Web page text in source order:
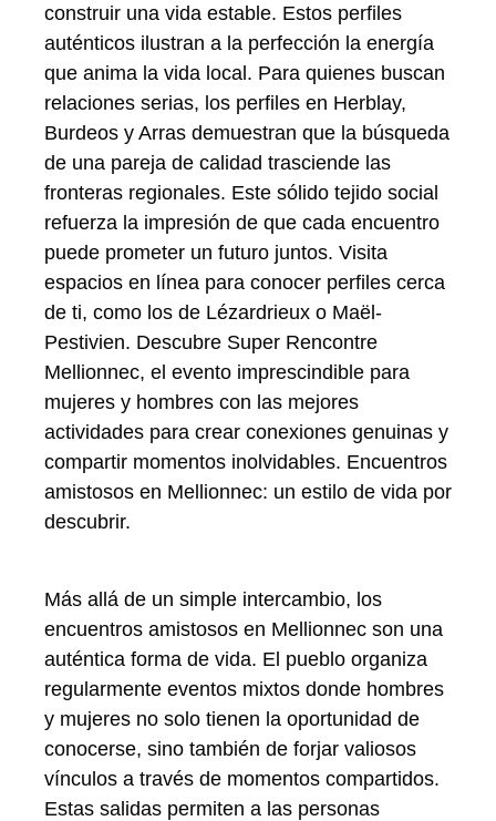
construir una vida estable. Estos perfiles
auténticos ilustran a la perfección la energía
que anima la vida local. Para quienes buscan
relaciones serias, los perfiles en Herblay,
Burdeos y Arras demuestran que la búsqueda
de una pareja de calidad trasciende las
fronteras regionales. Este sólido tejido social
refuerza la impresión de que cada encuentro
puede prometer un futuro juntos. Visita
espacios en línea para conocer perfiles cerca
de ti, como los de Lézardrieux o Maël-
Pestivien. Descubre Super Rencontre
Mellionnec, el evento imprescindible para
mujeres y hombres con las mejores
actividades para crear conexiones genuinas y
compartir momentos inolvidables. Encuentros
amistosos en Mellionnec: un estilo de vida por
descubrir.
Más allá de un simple intercambio, los
encuentros amistosos en Mellionnec son una
auténtica forma de vida. El pueblo organiza
regularmente eventos mixtos donde hombres
y mujeres no solo tienen la oportunidad de
conocerse, sino también de forjar valiosos
vínculos a través de momentos compartidos.
Estas salidas permiten a las personas